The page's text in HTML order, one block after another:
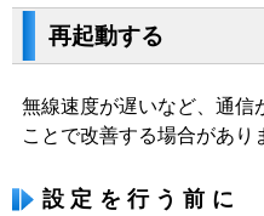
再起動する
無線速度が遅いなど、通信
ことで改善する場合があり
設定を行う前に